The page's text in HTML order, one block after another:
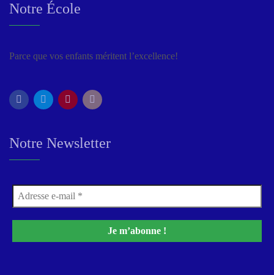
Notre École
Parce que vos enfants méritent l’excellence!
Notre Newsletter